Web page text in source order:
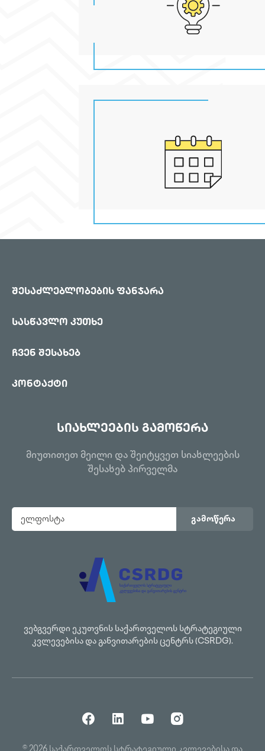
შესაძლებლობების ფანჯარა
სასწავლო კუთხე
ჩვენ შესახებ
კონტაქტი
სიახლეების გამოწერა
მიუთითეთ მეილი და შეიტყვეთ სიახლეების
შესახებ პირველმა
გამოწერა
ვებგვერდი ეკუთვნის საქართველოს სტრატეგიული
კვლევებისა და განვითარების ცენტრს (CSRDG).